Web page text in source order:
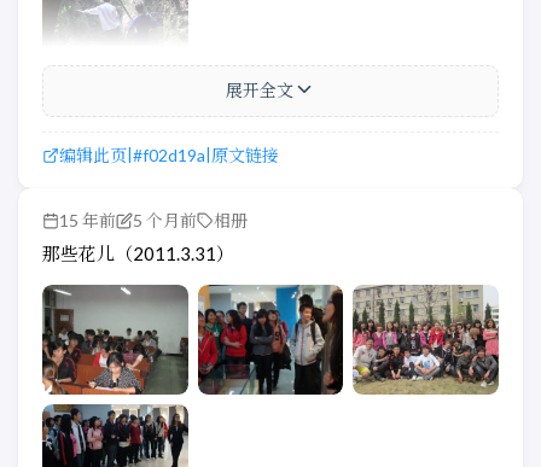
展开全文
编辑此页 #f02d19a 原文链接
15 年前 5 个月前 相册
那些花儿（2011.3.31）